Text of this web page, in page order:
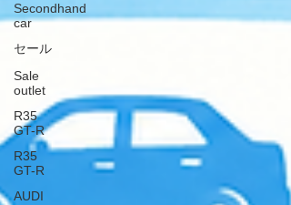
Secondhand
car
セール
Sale
outlet
R35
GT-R
R35
GT-R
AUDI